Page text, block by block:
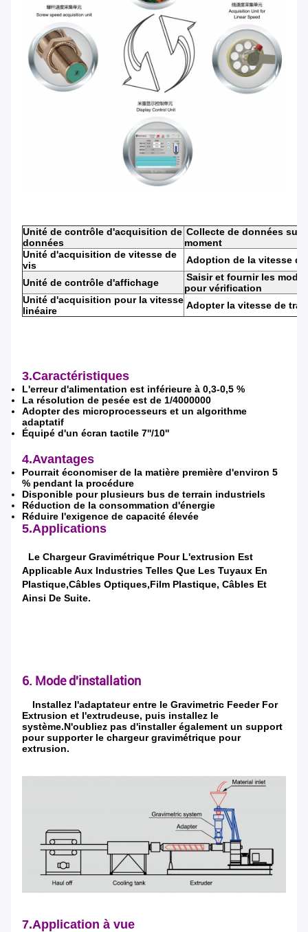
Laisser un message
Unité de contrôle d'acquisition de
données
Collecte de données sur
moment
Unité d'acquisition de vitesse de
vis
Adoption de la vitesse
Unité de contrôle d'affichage
Saisir et fournir les
pour vérification
Unité d'acquisition pour la vitesse
linéaire
Adopter la vitesse de
3.Caractéristiques
L'erreur d'alimentation est inférieure à 0,3-0,5 %
La résolution de pesée est de 1/4000000
Adopter des microprocesseurs et un algorithme
adaptatif
Équipé d'un écran tactile 7''/10''
4.Avantages
Pourrait économiser de la matière première d'environ 5
% pendant la procédure
Disponible pour plusieurs bus de terrain industriels
Réduction de la consommation d'énergie
Réduire l'exigence de capacité élevée
5.Applications
Le Chargeur Gravimétrique Pour L'extrusion Est
Applicable Aux Industries Telles Que Les Tuyaux En
Plastique,Câbles Optiques,Film Plastique, Câbles Et
Ainsi De Suite.
6. Mode d'installation
Installez l'adaptateur entre le Gravimetric Feeder For
Extrusion et l'extrudeuse, puis installez le
système.N'oubliez pas d'installer également un support
pour supporter le chargeur gravimétrique pour
extrusion.
7.Application à vue